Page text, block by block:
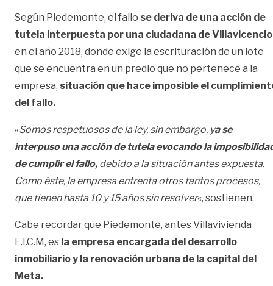
Según Piedemonte, el fallo se deriva de una acción de
tutela interpuesta por una ciudadana de Villavicencio
en el año 2018, donde exige la escrituración de un lote
que se encuentra en un predio que no pertenece a la
empresa, situación que hace imposible el
del fallo.
«Somos respetuosos de la ley, sin embargo, ya se
interpuso una acción de tutela evocando la
de cumplir el fallo, debido a la situación antes expuesta.
Como éste, la empresa enfrenta otros tantos procesos,
que tienen hasta 10 y 15 años sin resolver«, sostienen.
Cabe recordar que Piedemonte, antes Villavivienda
E.I.C.M, es la empresa encargada del desarrollo
inmobiliario y la renovación urbana de la capital del
Meta.